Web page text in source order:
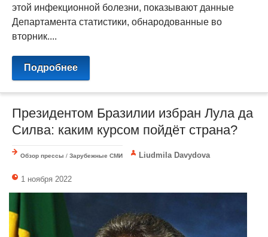
этой инфекционной болезни, показывают данные
Департамента статистики, обнародованные во
вторник....
Подробнее
Президентом Бразилии избран Лула да
Силва: каким курсом пойдёт страна?
Обзор прессы / Зарубежные СМИ Liudmila Davydova
1 ноября 2022